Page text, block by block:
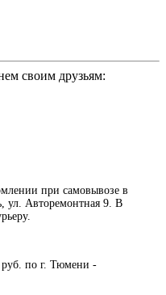
своим друзьям:
при самовывозе в
ул. Авторемонтная 9. В
руб. по г. Тюмени -